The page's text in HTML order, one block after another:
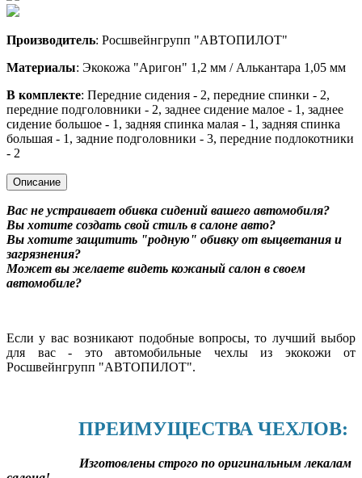
Производитель: Росшвейнгрупп "АВТОПИЛОТ"
Материалы: Экокожа "Аригон" 1,2 мм / Алькантара 1,05 мм
В комплекте: Передние сидения - 2, передние спинки - 2,
передние подголовники - 2, заднее сидение малое - 1, заднее
сидение большое - 1, задняя спинка малая - 1, задняя спинка
большая - 1, задние подголовники - 3, передние подлокотники
- 2
Описание
Вас не устраивает обивка сидений вашего автомобиля?
Вы хотите создать свой стиль в салоне авто?
Вы хотите защитить "родную" обивку от выцветания и
загрязнения?
Может вы желаете видеть кожаный салон в своем
автомобиле?
Если у вас возникают подобные вопросы, то лучший выбор
для вас - это автомобильные чехлы из экокожи от
Росшвейнгрупп "АВТОПИЛОТ".
ПРЕИМУЩЕСТВА ЧЕХЛОВ:
Изготовлены строго по оригинальным лекалам